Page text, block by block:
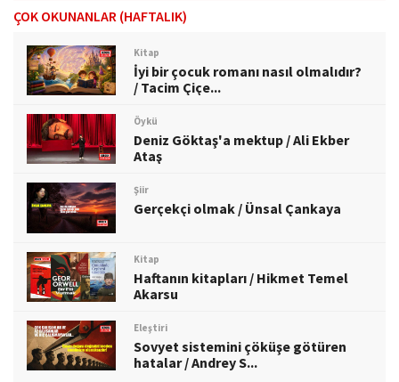
ÇOK OKUNANLAR (HAFTALIK)
Kitap
İyi bir çocuk romanı nasıl olmalıdır?
/ Tacim Çiçe...
Öykü
Deniz Göktaş'a mektup / Ali Ekber
Ataş
Şiir
Gerçekçi olmak / Ünsal Çankaya
Kitap
Haftanın kitapları / Hikmet Temel
Akarsu
Eleştiri
Sovyet sistemini çöküşe götüren
hatalar / Andrey S...